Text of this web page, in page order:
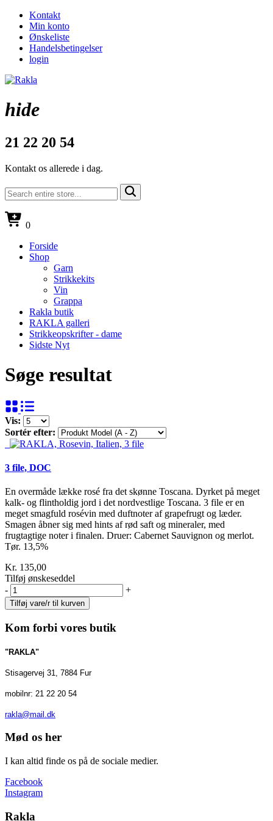
Kontakt
Min konto
Ønskeliste
Handelsbetingelser
login
hide
21 22 20 54
Kontakt os allerede i dag.
0
Forside
Shop
Garn
Strikkekits
Vin
Grappa
Rakla butik
RAKLA galleri
Strikkeopskrifter - dame
Sidste Nyt
Søge resultat
Vis:
Sortér efter:
3 file, DOC
En overmåde lække rosé fra det skønne Toscana. Dyrket på meget
kalk- og flintholdig jord i det nordvestlige Toscana. 3 file er en
meget smagfuld rosévin med duftnoter af grapefrugt og læder.
Smagen åbner sig med hints af rød saft og mineraler, med
frugtagtige noter i finalen. Druer: Cabernet Sauvignon og merlot.
Tør. 13,5%
Kr. 135,00
Tilføj ønskeseddel
-
+
Kom forbi vores butik
"RAKLA"
Stisagervej 31, 7884 Fur
mobilnr: 21 22 20 54
rakla@mail.dk
Mød os her
I kan altid finde os på de sociale medier.
Facebook
Instagram
Rakla